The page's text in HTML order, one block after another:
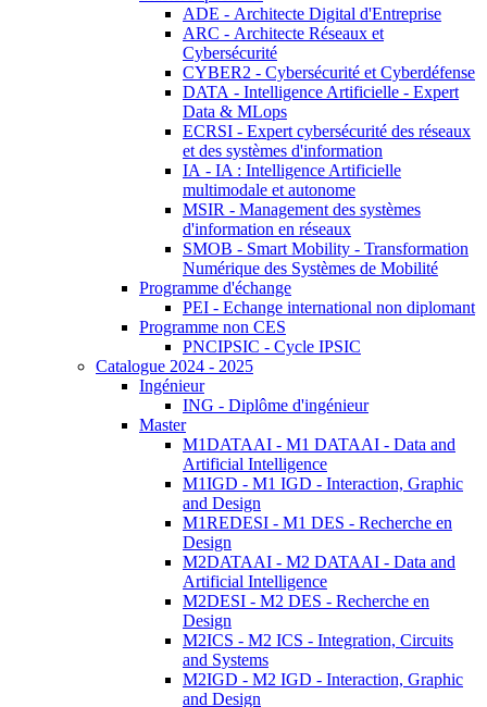
ADE - Architecte Digital d'Entreprise
ARC - Architecte Réseaux et
Cybersécurité
CYBER2 - Cybersécurité et Cyberdéfense
DATA - Intelligence Artificielle - Expert
Data & MLops
ECRSI - Expert cybersécurité des réseaux
et des systèmes d'information
IA - IA : Intelligence Artificielle
multimodale et autonome
MSIR - Management des systèmes
d'information en réseaux
SMOB - Smart Mobility - Transformation
Numérique des Systèmes de Mobilité
Programme d'échange
PEI - Echange international non diplomant
Programme non CES
PNCIPSIC - Cycle IPSIC
Catalogue 2024 - 2025
Ingénieur
ING - Diplôme d'ingénieur
Master
M1DATAAI - M1 DATAAI - Data and
Artificial Intelligence
M1IGD - M1 IGD - Interaction, Graphic
and Design
M1REDESI - M1 DES - Recherche en
Design
M2DATAAI - M2 DATAAI - Data and
Artificial Intelligence
M2DESI - M2 DES - Recherche en
Design
M2ICS - M2 ICS - Integration, Circuits
and Systems
M2IGD - M2 IGD - Interaction, Graphic
and Design